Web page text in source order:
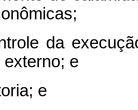
da
e
e